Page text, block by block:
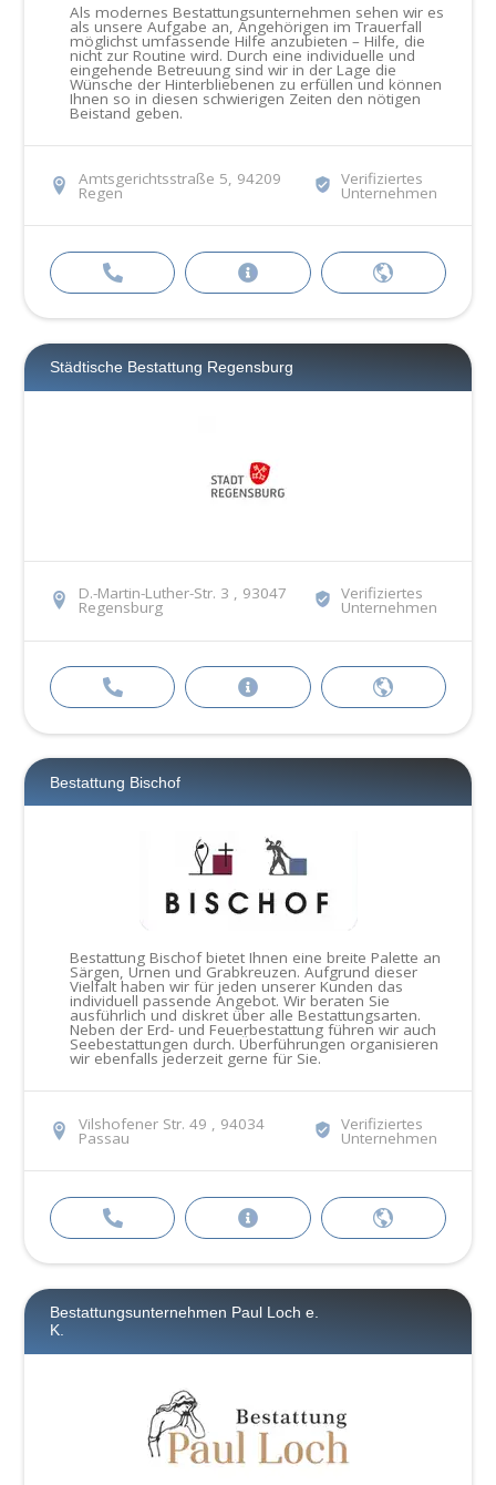
Als modernes Bestattungsunternehmen sehen wir es
als unsere Aufgabe an, Angehörigen im Trauerfall
möglichst umfassende Hilfe anzubieten – Hilfe, die
nicht zur Routine wird. Durch eine individuelle und
eingehende Betreuung sind wir in der Lage die
Wünsche der Hinterbliebenen zu erfüllen und können
Ihnen so in diesen schwierigen Zeiten den nötigen
Beistand geben.
Amtsgerichtsstraße 5, 94209
Regen
Verifiziertes
Unternehmen
Städtische Bestattung Regensburg
D.-Martin-Luther-Str. 3 , 93047
Regensburg
Verifiziertes
Unternehmen
Bestattung Bischof
Bestattung Bischof bietet Ihnen eine breite Palette an
Särgen, Urnen und Grabkreuzen. Aufgrund dieser
Vielfalt haben wir für jeden unserer Kunden das
individuell passende Angebot. Wir beraten Sie
ausführlich und diskret über alle Bestattungsarten.
Neben der Erd- und Feuerbestattung führen wir auch
Seebestattungen durch. Überführungen organisieren
wir ebenfalls jederzeit gerne für Sie.
Vilshofener Str. 49 , 94034
Passau
Verifiziertes
Unternehmen
Bestattungsunternehmen Paul Loch e.
K.